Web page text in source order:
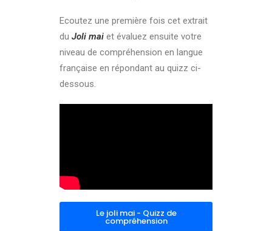
Ecoutez une première fois cet extrait
du Joli mai et évaluez ensuite votre
niveau de compréhension en langue
française en répondant au quizz ci-
dessous.
Le joli mai - Quizz de
compréhension